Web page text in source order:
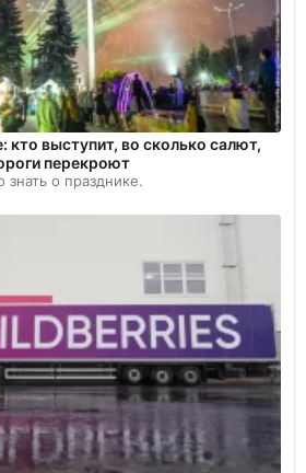
кто выступит, во сколько салют,
перекроют
знать о празднике.